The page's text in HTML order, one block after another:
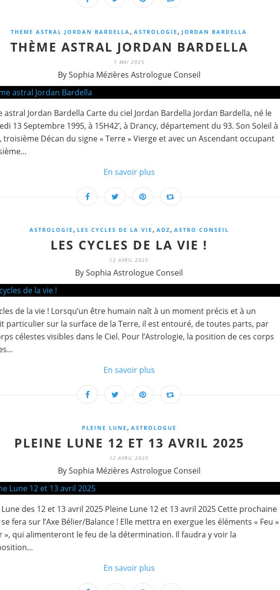
THEME ASTRAL JORDAN BARDELLA , ASTROLOGIE , JORDAN BARDELLA
THÈME ASTRAL JORDAN BARDELLA
1 MAI 2025
By Sophia Mézières Astrologue Conseil
astral Jordan Bardella Carte du ciel Jordan Bardella Jordan Bardella, né le
13 Septembre 1995, à 15H42’, à Drancy, département du 93. Son Soleil à
troisième Décan du signe « Terre » Vierge et avec un Ascendant occupant
En savoir plus
ASTROLOGIE , LES CYCLES DE LA VIE , ADZ , ASTRO CONSEIL
LES CYCLES DE LA VIE !
12 AVRIL 2025
By Sophia Astrologue Conseil
de la vie ! Lorsqu’un être humain naît à un moment précis et à un
particulier sur la surface de la Terre, il est entouré, de toutes parts, par
célestes visibles dans le Ciel. Pour l’Astrologie, la position de ces corps
En savoir plus
PLEINE LUNE , ASTROLOGUE
PLEINE LUNE 12 ET 13 AVRIL 2025
12 AVRIL 2025
By Sophia Mézières Astrologue Conseil
des 12 et 13 avril 2025 Pleine Lune 12 et 13 avril 2025 Cette prochaine
fera sur l’Axe Bélier/Balance ! Elle mettra en exergue les éléments « Feu »
», qui alimenteront le feu de la détermination. Il faudra y voir la
En savoir plus